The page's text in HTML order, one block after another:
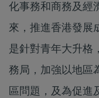
化事務和商務及經
來，推進香港發展
是針對青年大升格
務局，加強以地區
區問題，及為促進